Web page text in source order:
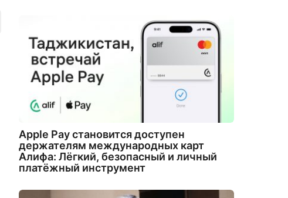
Apple Pay становится доступен
держателям международных карт
Алифа: Лёгкий, безопасный и личный
платёжный инструмент